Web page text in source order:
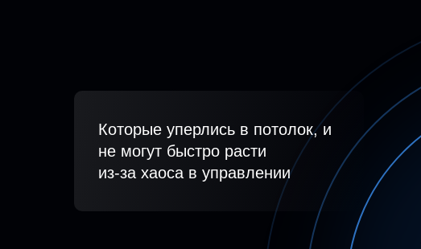
Которые уперлись в потолок, и
не могут быстро расти
из-за хаоса в управлении